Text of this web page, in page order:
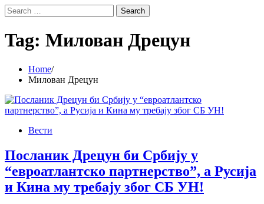
Search
for:
Tag: Милован Дрецун
Home
Милован Дрецун
Вести
Посланик Дрецун би Србију у
“евроатлантско партнерство”, а Русија
и Кина му требају због СБ УН!